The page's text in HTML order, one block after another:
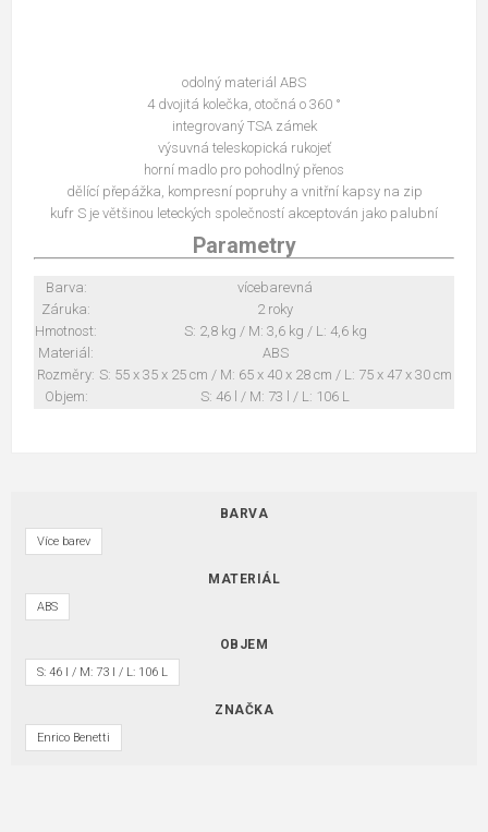
odolný materiál ABS
4 dvojitá kolečka, otočná o 360 °
integrovaný TSA zámek
výsuvná teleskopická rukojeť
horní madlo pro pohodlný přenos
dělící přepážka, kompresní popruhy a vnitřní kapsy na zip
kufr S je většinou leteckých společností akceptován jako palubní
Parametry
Barva:
vícebarevná
Záruka:
2 roky
Hmotnost:
S: 2,8 kg / M: 3,6 kg / L: 4,6 kg
Materiál:
ABS
Rozměry: S: 55 x 35 x 25 cm / M: 65 x 40 x 28 cm / L: 75 x 47 x 30 cm
Objem:
S: 46 l / M: 73 l / L: 106 L
BARVA
Více barev
MATERIÁL
ABS
OBJEM
S: 46 l / M: 73 l / L: 106 L
ZNAČKA
Enrico Benetti